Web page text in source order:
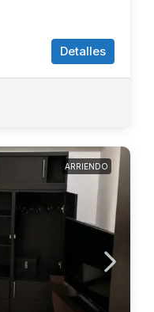
Detalles
ARRIENDO